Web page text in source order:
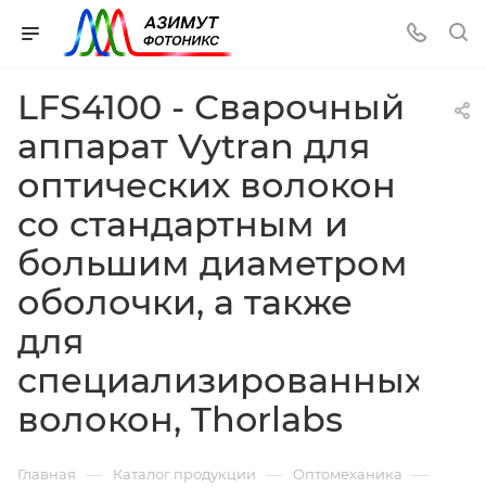
LFS4100 - Сварочный
аппарат Vytran для
оптических волокон
со стандартным и
большим диаметром
оболочки, а также
для
специализированных
волокон, Thorlabs
Главная — Каталог продукции — Оптомеханика —